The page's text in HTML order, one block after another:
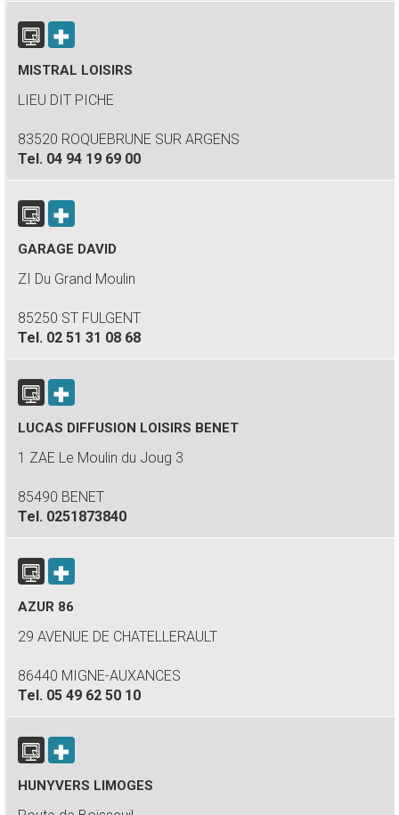
MISTRAL LOISIRS
LIEU DIT PICHE
83520 ROQUEBRUNE SUR ARGENS
Tel. 04 94 19 69 00
GARAGE DAVID
ZI Du Grand Moulin
85250 ST FULGENT
Tel. 02 51 31 08 68
LUCAS DIFFUSION LOISIRS BENET
1 ZAE Le Moulin du Joug 3
85490 BENET
Tel. 0251873840
AZUR 86
29 AVENUE DE CHATELLERAULT
86440 MIGNE-AUXANCES
Tel. 05 49 62 50 10
HUNYVERS LIMOGES